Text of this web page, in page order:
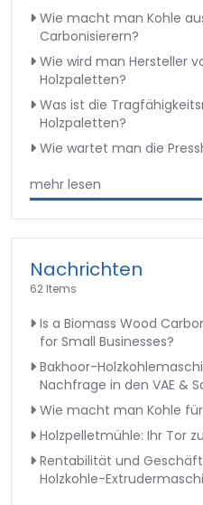
Wie macht man Kohle
Carbonisierern?
Wie wird man Hersteller
Holzpaletten?
Was ist die
Holzpaletten?
Wie wartet man die
mehr lesen
Nachrichten
62 Items
Is a Biomass Wood
for Small Businesses?
Bakhoor-
Nachfrage in den VAE &
Wie macht man Kohle
Holzpelletmühle: Ihr Tor
Rentabilität und
Holzkohle-